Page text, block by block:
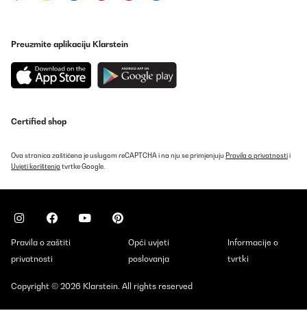
Preuzmite aplikaciju Klarstein
Certified shop
Ova stranica zaštićena je uslugom reCAPTCHA i na nju se primjenjuju Pravila o privatnostii
Uvjeti korištenja tvrtke Google.
Pravila o zaštiti
privatnosti
Opći uvjeti
poslovanja
Informacije o
tvrtki
Copyright © 2026 Klarstein. All rights reserved